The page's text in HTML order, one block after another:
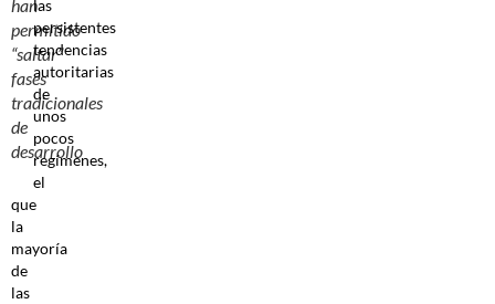
han
permitido
“saltar”
fases
tradicionales
de
desarrollo
las
persistentes
tendencias
autoritarias
de
unos
pocos
regímenes,
el
que
la
mayoría
de
las